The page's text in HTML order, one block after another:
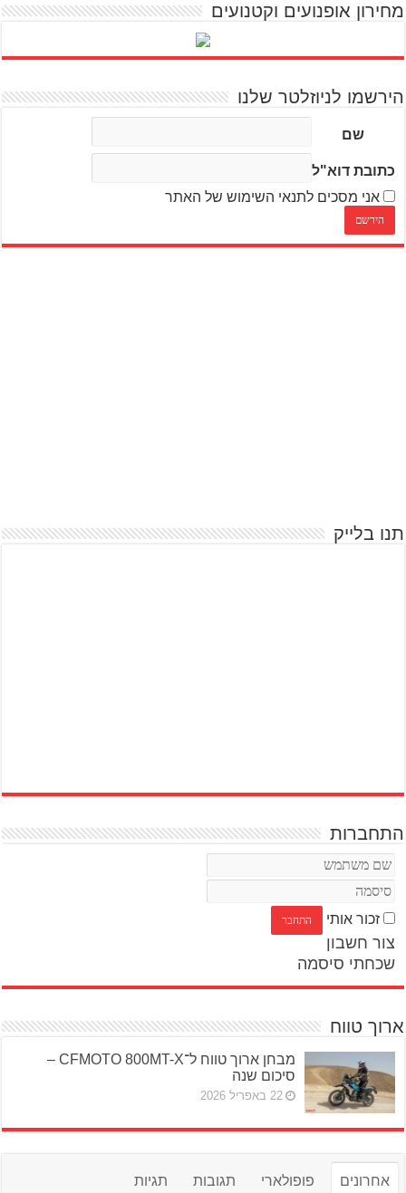
מחירון אופנועים וקטנועים
הירשמו לניוזלטר שלנו
שם
כתובת דוא"ל
אני מסכים לתנאי השימוש של האתר
תנו בלייק
התחברות
זכור אותי
צור חשבון
שכחתי סיסמה
ארוך טווח
מבחן ארוך טווח ל־CFMOTO 800MT-X –
סיכום שנה
22 באפריל 2026
אחרונים פופולארי תגובות תגיות